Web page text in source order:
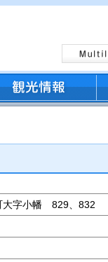
大字小幡 829、832